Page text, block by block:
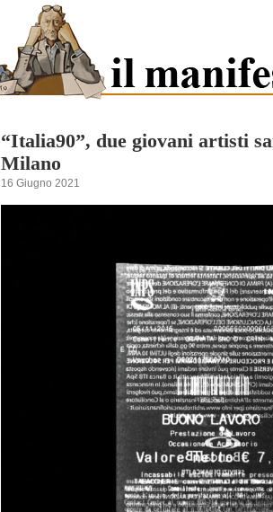
“Italia90”, due giovani artisti
Milano
16 Giugno 2021